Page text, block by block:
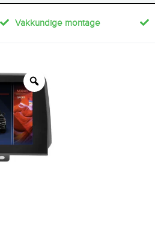
Vakkundige montage